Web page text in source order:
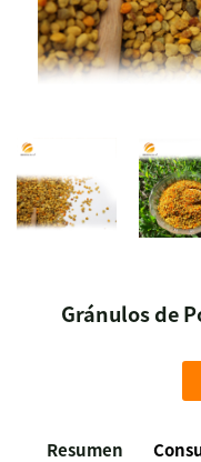
Gránulos de
Resumen